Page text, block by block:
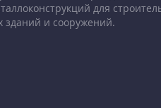
для
зданий и сооружений.